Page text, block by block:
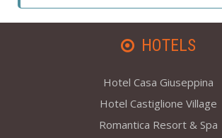
HOTELS
Hotel Casa Giuseppina
Hotel Castiglione Village
Romantica Resort & Spa